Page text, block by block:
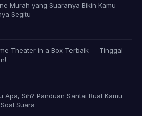
Murah yang Suaranya Bikin Kamu
Segitu
Theater in a Box Terbaik — Tinggal
Apa, Sih? Panduan Santai Buat Kamu
Suara